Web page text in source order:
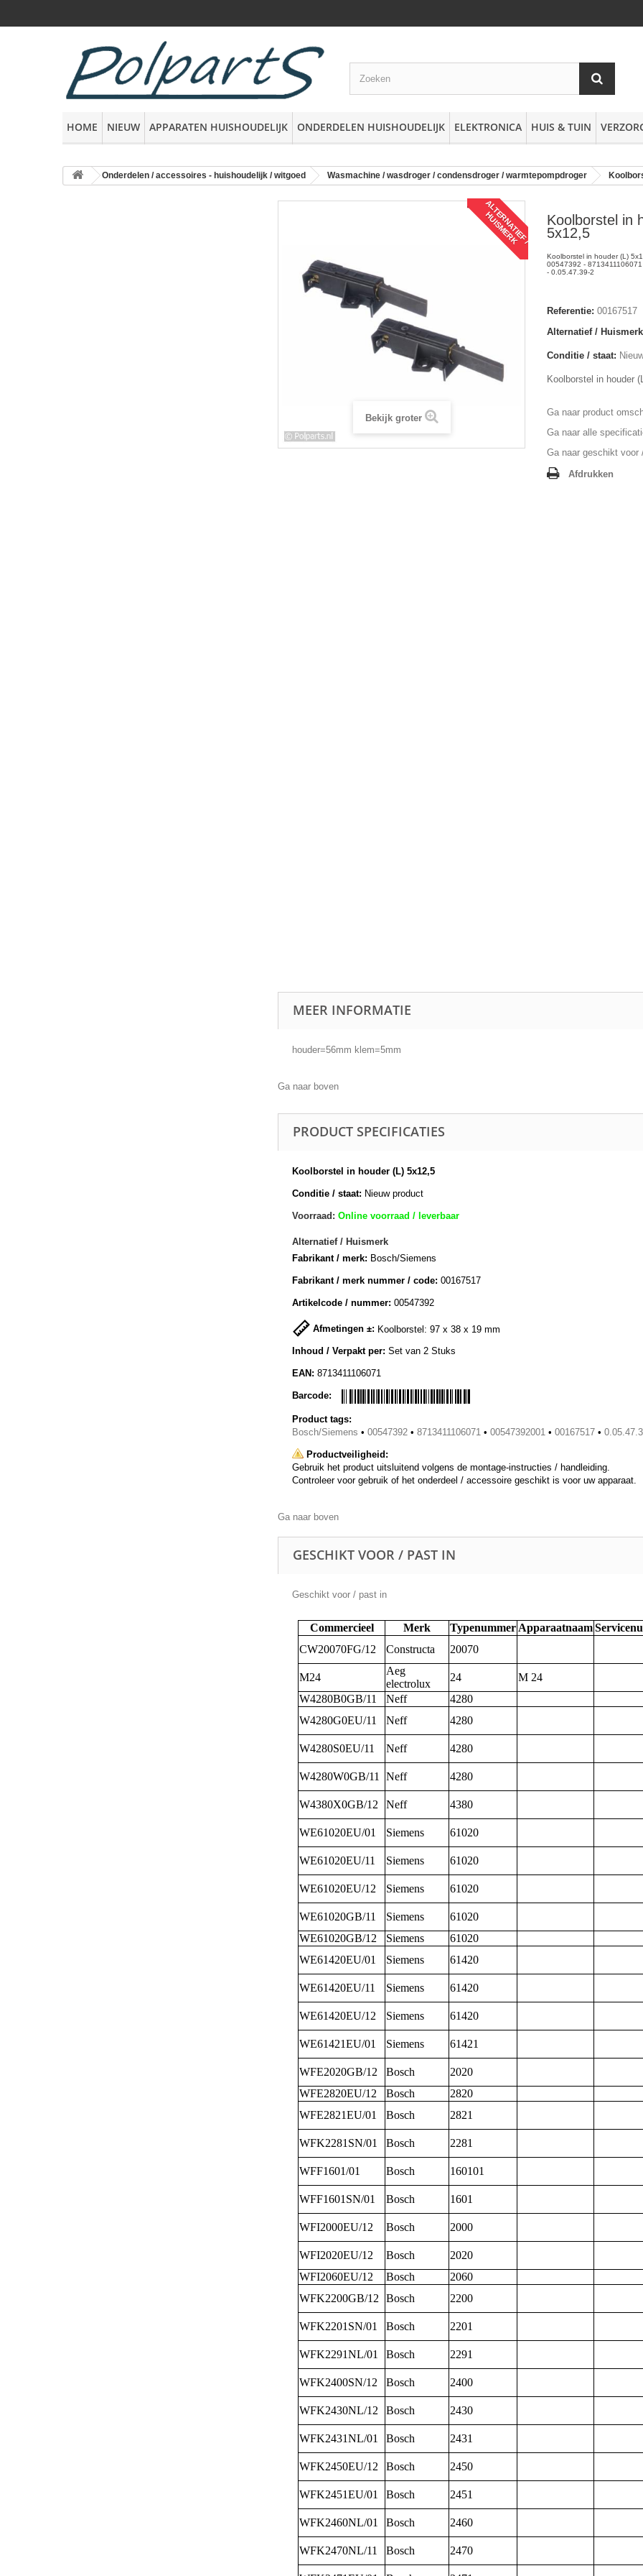
HOME NIEUW APPARATEN HUISHOUDELIJK ONDERDELEN HUISHOUDELIJK ELEKTRONICA HUIS & TUIN
Onderdelen / accessoires - huishoudelijk / witgoed Wasmachine / wasdroger / condensdroger / warmtepompdroger
A
L
T
E
R
N
A
T
I
E
F
/
H
U
I
S
M
E
R
K
Bekijk groter
Koolborstel in
5x12,5
Koolborstel in houder (L)
00547392 -
- 0.05.47.39-2
Referentie: 00167517
Alternatief / Huismerk
Conditie / staat:
Koolborstel in houder
Ga naar product
Ga naar alle
Ga naar geschikt voor
Afdrukken
MEER INFORMATIE
houder=56mm klem=5mm
Ga naar boven
PRODUCT SPECIFICATIES
Koolborstel in houder (L) 5x12,5
Conditie / staat: Nieuw product
Voorraad: Online voorraad / leverbaar
Alternatief / Huismerk
Fabrikant / merk: Bosch/Siemens
Fabrikant / merk nummer / code: 00167517
Artikelcode / nummer: 00547392
Afmetingen ±: Koolborstel: 97 x 38 x 19 mm
Inhoud / Verpakt per: Set van 2 Stuks
EAN: 8713411106071
Barcode:
Product tags:
Bosch/Siemens • 00547392 • 8713411106071 • 00547392001 • 00167517 •
Productveiligheid:
Gebruik het product uitsluitend volgens de montage-instructies / handleiding.
Controleer voor gebruik of het onderdeel / accessoire geschikt is voor uw apparaat.
Ga naar boven
GESCHIKT VOOR / PAST IN
Geschikt voor / past in